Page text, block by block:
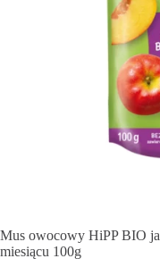
Mus owocowy HiPP BIO
miesiącu 100g